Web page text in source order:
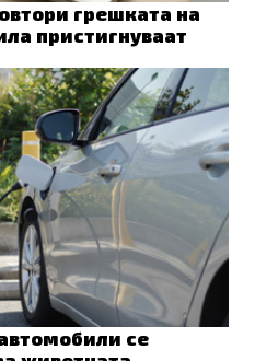
грешката на
пристигнуваат
се